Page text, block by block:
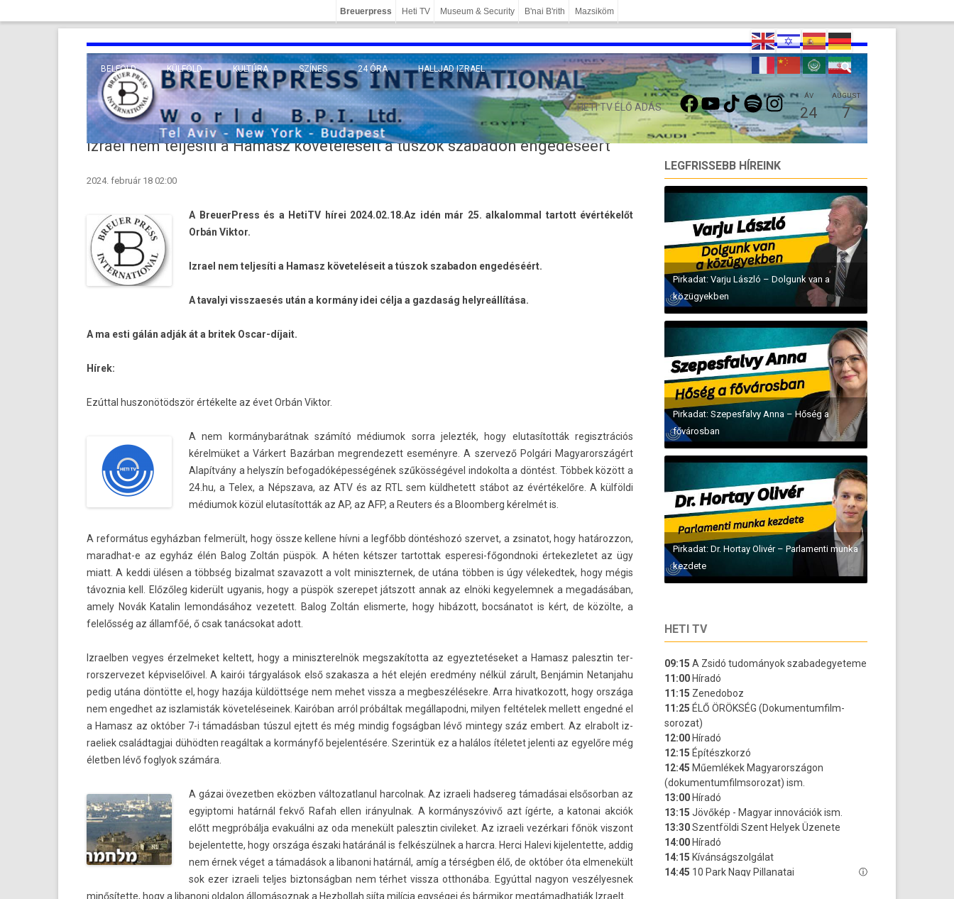
Breuerpress Heti TV Museum & Security B'nai B'rith Mazsiköm
BELFÖLD KÜLFÖLD
EURÓPA
KÖZEL-KELET
TENGERENTÚL
KULTÚRA
TUDOMÁNY
VALLÁS
SZÍNES 24 ÓRA HALLJAD IZRAEL
HETI TV ÉLŐ ADÁS
FACEBOOKYOUTUBETIKTOKSPOTIFYINSTAGRAMÁV
24
AUGUST
7
Izrael nem teljesíti a Hamasz követeléseit a túszok szabadon engedéséért
2024. február 18 02:00
A BreuerPress és a HetiTV hírei 2024.02.18.Az idén már 25. al­kalomm­al tar­tott évértékelőt
Orbán Vik­tor.
Iz­rael nem tel­jesíti a Hamasz követeléseit a túszok szabadon engedéséért.
A tavalyi visszaesés után a kormány idei célja a gaz­daság helyreál­lítása.
A ma esti gálán adják át a britek Oscar-díjait.
Hírek:
Ezúttal hus­zonötödször értékelte az évet Orbán Vik­tor.
A nem kormánybarátnak számító médiumok sorra jelez­ték, hogy elutasítot­ták re­gisztrációs
kérelmüket a Várkert Bazárban meg­rendezett eseményre. A szer­vező Polgári Magyarországért
Alapítvány a helys­zín be­fogadóképes­ségének szűkösségével in­dokol­ta a döntést. Többek között a
24.hu, a Telex, a Népszava, az ATV és az RTL sem küldhetett stábot az évértékelőre. A külföldi
médiumok közül elutasítot­ták az AP, az AFP, a Re­ut­ers és a Bloom­berg kérelmét is.
A re­for­mátus egyházban fel­merült, hogy össze kel­lene hívni a legfőbb döntéshozó szer­vet, a zsinatot, hogy határoz­zon,
maradhat-e az egyház élén Balog Zoltán püspök. A héten kétszer tar­tottak esperesi-főgondnoki értekez­letet az ügy
miatt. A keddi ülésen a többség bi­zal­mat szavazott a volt miniszter­nek, de utána többen is úgy véleked­tek, hogy mégis
távoz­nia kell. Előzőleg kiderült ugyanis, hogy a püspök szerepet játszott annak az elnöki kegyelem­nek a megadásában,
amely Novák Katalin lemon­dásához vezetett. Balog Zoltán elis­merte, hogy hibázott, bocsánatot is kért, de közölte, a
felelősség az államfőé, ő csak tanác­sokat adott.
Iz­raelb­en vegyes érzel­meket kel­tett, hogy a miniszterel­nök megszakítot­ta az egyez­tetéseket a Hamasz palesztin ter­
rorszer­vezet kép­viselőivel. A kairói tárgyalások első szakas­za a hét elején eredmény nélkül zárult, Benjámin Netan­jahu
pedig utána döntötte el, hogy hazája küldöttsége nem mehet vissza a meg­beszélések­re. Arra hivat­kozott, hogy országa
nem en­ged­het az iszlamis­ták követeléseinek. Kairóban arról próbáltak megál­lapod­ni, mily­en feltételek mel­lett en­gedné el
a Hamasz az október 7-i támadásban túszul ej­tett és még min­dig fogságban lévő min­tegy száz em­bert. Az el­rabolt iz­
raeliek család­tagjai dühödten reagáltak a kormányfő be­jelen­tésére. Szerin­tük ez a halálos ítéletet jelen­ti az egyelőre még
életb­en lévő fog­lyok számára.
A gázai övezetb­en eközben vál­tozat­lanul har­colnak. Az iz­raeli had­sereg támadásai el­sősor­ban az
egyip­tomi határnál fekvő Rafah ellen ir­ányul­nak. A kormányszóvivő azt ígérte, a katonai akciók
előtt megpróbálja evakuálni az oda menekült palesztin civileket. Az iz­raeli vezérkari főnök vis­zont
be­jelen­tette, hogy országa északi határánál is felkészülnek a harcra. Herci Halevi kijelen­tette, addig
nem érnek véget a támadások a li­banoni határnál, amíg a térségben élő, de október óta el­menekült
sok ezer iz­raeli tel­jes bi­zton­ságban nem térhet vissza otthonába. Egyúttal nagyon ves­zélyes­nek
minősítette, hogy a li­banoni ol­dalon állomásoz­nak a Hez­bollah siíta milícia egységei és bár­mikor meg­támad­hatják Iz­raelt.
LEGFRISSEBB HÍREINK
Pirkadat: Varju László – Dolgunk van a
közügyekben
Pirkadat: Szepesfalvy Anna – Hőség a
fővárosban
Pirkadat: Dr. Hortay Olivér – Parlamenti munka
kezdete
HETI TV